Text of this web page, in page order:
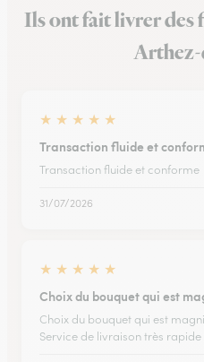
Ils ont fait livrer des
Arthez-
★ ★ ★ ★ ★
Transaction fluide et
Transaction fluide et conforme
31/07/2026
★ ★ ★ ★ ★
Choix du bouquet qui est
Choix du bouquet qui est
Service de livraison très